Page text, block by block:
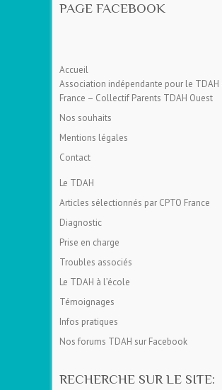
PAGE FACEBOOK
Accueil
Association indépendante pour le TDAH
France – Collectif Parents TDAH Ouest
Nos souhaits
Mentions légales
Contact
Le TDAH
Articles sélectionnés par CPTO France
Diagnostic
Prise en charge
Troubles associés
Le TDAH à l’école
Témoignages
Infos pratiques
Nos forums TDAH sur Facebook
RECHERCHE SUR LE SITE: